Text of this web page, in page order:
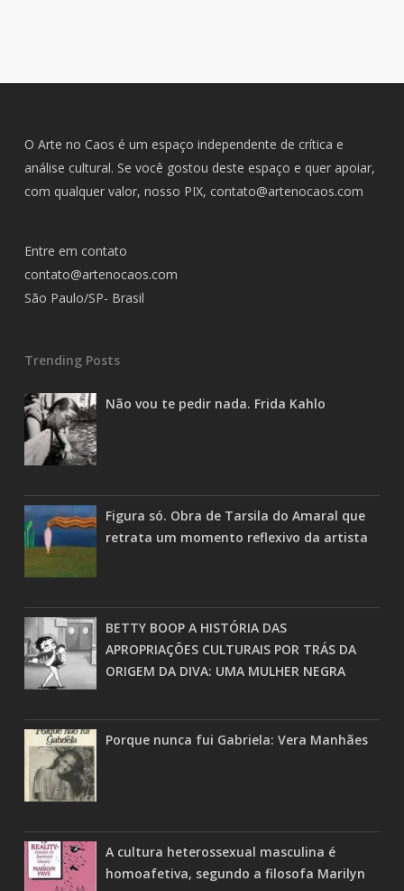
O Arte no Caos é um espaço independente de crítica e
análise cultural. Se você gostou deste espaço e quer apoiar,
com qualquer valor, nosso PIX, contato@artenocaos.com
Entre em contato
contato@artenocaos.com
São Paulo/SP- Brasil
Trending Posts
Não vou te pedir nada. Frida Kahlo
Figura só. Obra de Tarsila do Amaral que
retrata um momento reflexivo da artista
BETTY BOOP A HISTÓRIA DAS
APROPRIAÇÕES CULTURAIS POR TRÁS DA
ORIGEM DA DIVA: UMA MULHER NEGRA
Porque nunca fui Gabriela: Vera Manhães
A cultura heterossexual masculina é
homoafetiva, segundo a filosofa Marilyn